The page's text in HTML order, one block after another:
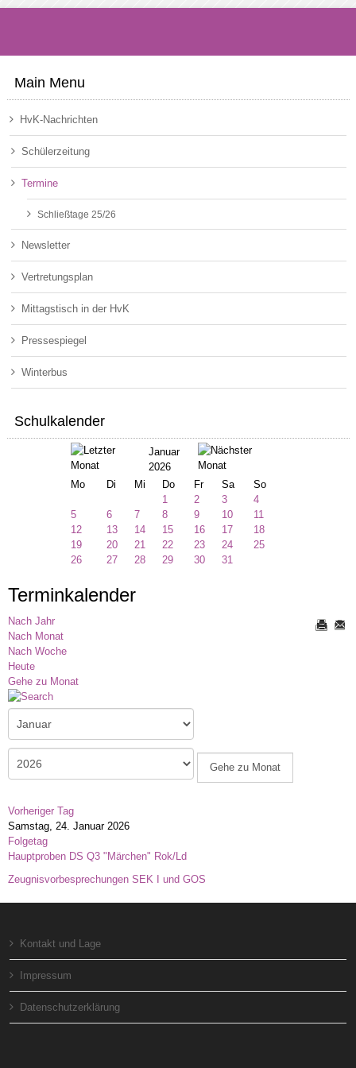
Main Menu
HvK-Nachrichten
Schülerzeitung
Termine
Schließtage 25/26
Newsletter
Vertretungsplan
Mittagstisch in der HvK
Pressespiegel
Winterbus
Schulkalender
Januar
2026
Mo
Di Mi Do Fr Sa
So
1
2 3
4
5
6 7 8 9 10
11
12
13 14 15 16 17
18
19
20 21 22 23 24
25
26
27 28 29 30 31
Terminkalender
Nach Jahr
Nach Monat
Nach Woche
Heute
Gehe zu Monat
Gehe zu Monat
Vorheriger Tag
Samstag, 24. Januar 2026
Folgetag
Hauptproben DS Q3 "Märchen" Rok/Ld
Zeugnisvorbesprechungen SEK I und GOS
Kontakt und Lage
Impressum
Datenschutzerklärung